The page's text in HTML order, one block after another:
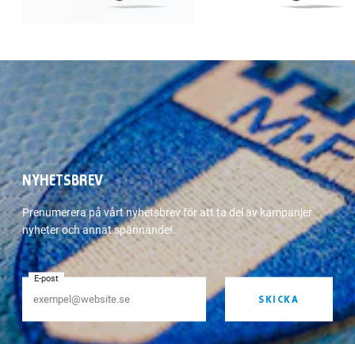
NYHETSBREV
Prenumerera på vårt nyhetsbrev för att ta del av kampanjer
nyheter och annat spännande!
E-post
SKICKA